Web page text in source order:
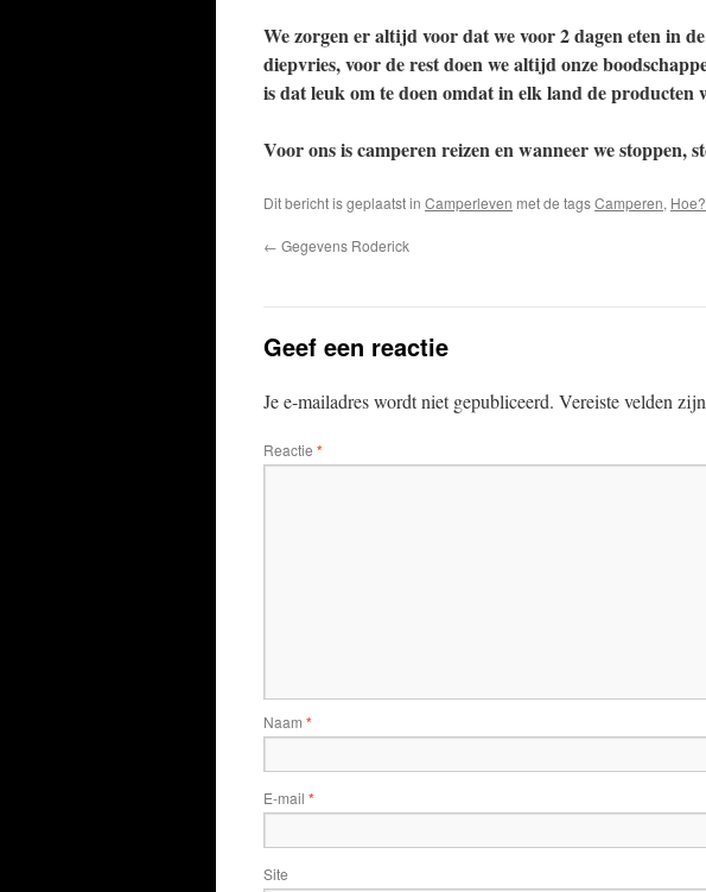
We zorgen er altijd voor dat we voor 2 dagen eten in
diepvries, voor de rest doen we altijd onze
is dat leuk om te doen omdat in elk land de producten
Voor ons is camperen reizen en wanneer we stoppen,
Dit bericht is geplaatst in Camperleven met de tagsCamperen, Hoe?
← Gegevens Roderick
Geef een reactie
Je e-mailadres wordt niet gepubliceerd. Vereiste velden
Reactie *
Naam *
E-mail *
Site